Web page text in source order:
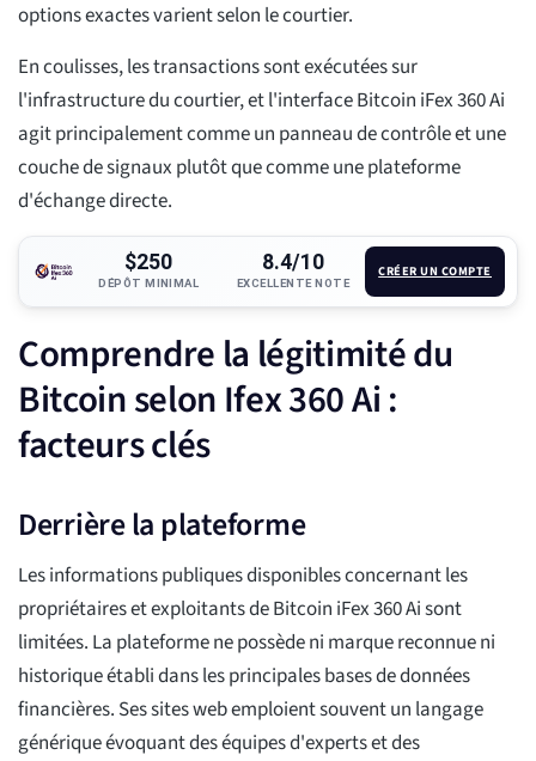
options exactes varient selon le courtier.
En coulisses, les transactions sont exécutées sur
l'infrastructure du courtier, et l'interface Bitcoin iFex 360 Ai
agit principalement comme un panneau de contrôle et une
couche de signaux plutôt que comme une plateforme
d'échange directe.
$250
DÉPÔT MINIMAL
8.4/10
EXCELLENTE NOTE
CRÉER UN COMPTE
Comprendre la légitimité du
Bitcoin selon Ifex 360 Ai :
facteurs clés
Derrière la plateforme
Les informations publiques disponibles concernant les
propriétaires et exploitants de Bitcoin iFex 360 Ai sont
limitées. La plateforme ne possède ni marque reconnue ni
historique établi dans les principales bases de données
financières. Ses sites web emploient souvent un langage
générique évoquant des équipes d'experts et des